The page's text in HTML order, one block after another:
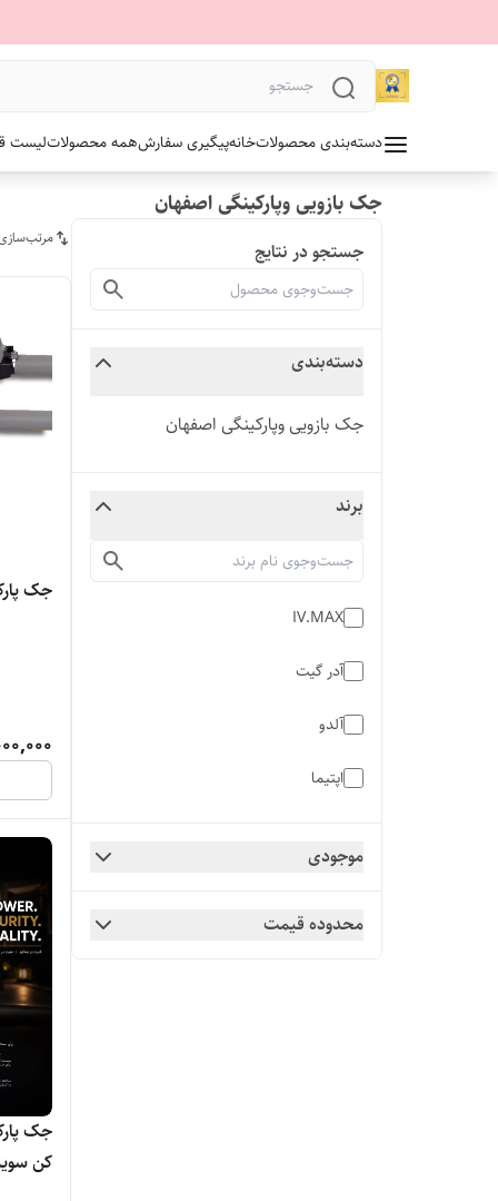
دسته‌بندی محصولاتخانهپیگیری سفارشهمه محصولاتلیست قیمت 1405
جک بازویی وپارکینگی اصفهان
جستجو در نتایج
دسته‌بندی
جک بازویی وپارکینگی اصفهان
برند
IV.MAX
آدر گیت
آلدو
اپتیما
یونی گیت
موجودی
محدوده قیمت
جک
کن